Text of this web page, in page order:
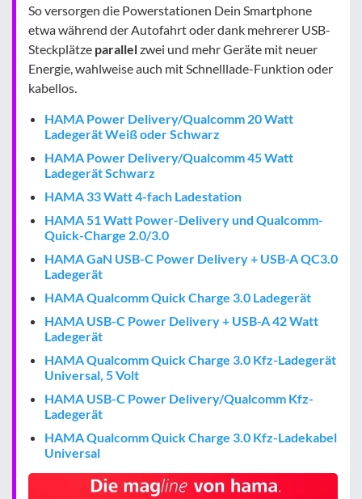
So versorgen die Powerstationen Dein Smartphone
etwa während der Autofahrt oder dank mehrerer USB-
Steckplätze parallelzwei und mehr Geräte mit neuer
Energie, wahlweise auch mit Schnelllade-Funktion oder
kabellos.
HAMA Power Delivery/Qualcomm 20 Watt
Ladegerät Weiß oder Schwarz
HAMA Power Delivery/Qualcomm 45 Watt
Ladegerät Schwarz
HAMA 33 Watt 4-fach Ladestation
HAMA 51 Watt Power-Delivery und Qualcomm-
Quick-Charge 2.0/3.0
HAMA GaN USB-C Power Delivery + USB-A QC3.0
Ladegerät
HAMA Qualcomm Quick Charge 3.0 Ladegerät
HAMA USB-C Power Delivery + USB-A 42 Watt
Ladegerät
HAMA Qualcomm Quick Charge 3.0 Kfz-Ladegerät
Universal, 5 Volt
HAMA USB-C Power Delivery/Qualcomm Kfz-
Ladegerät
HAMA Qualcomm Quick Charge 3.0 Kfz-Ladekabel
Universal